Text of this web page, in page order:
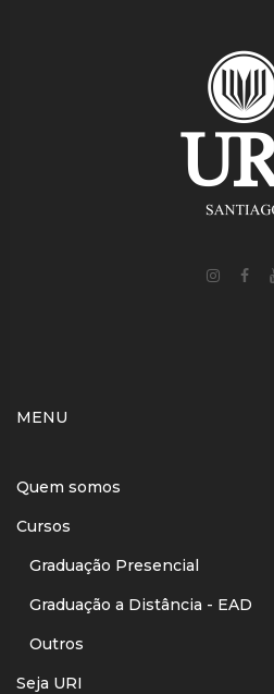
MENU
Quem somos
Cursos
Graduação Presencial
Graduação a Distância - EAD
Outros
Seja URI